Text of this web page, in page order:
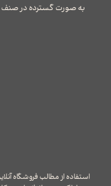
به صورت گسترده در صنف
استفاده از مطالب فروشگاه